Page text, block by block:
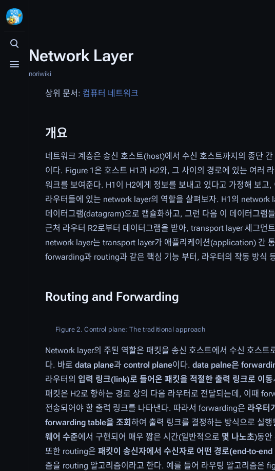
검색 여닫기
메뉴 여닫기
Network Layer
noriwiki
상위 문서: 컴퓨터 네트워크
개요
네트워크 계층은 송신 호스트(host)에서 수신 호스트까지의 종단
이다. Figure 1은 호스트 H1과 H2와, 그 사이의 경로에 있는 여러
워크를 보여준다. H1이 H2에게 정보를 보내고 있다고 가정해 보고,
라우터들에 있는 network layer의 역할을 살펴보자. H1의
데이터그램(datagram)으로 캡슐화하고, 그런 다음 이 데이터그램
근처 라우터 R2로부터 데이터그램을 받아, transport layer 세그먼
network layer는 transport layer가 애플리케이션(application) 간
forwarding과 routing과 같은 핵심 기능 부터, 라우터의 작동 방식
Routing and Forwarding
Figure 2. Control plane: The traditional approach
Network layer의 주된 역할은 패킷을 송신 호스트에서 수신 호스
다. 바로 data plane과 control plane이다. data palne은
라우터의 입력 링크(link)로 들어온 패킷을 적절한 출력 링크로 이동
패킷은 H2로 향하는 경로 상의 다음 라우터로 전달되는데, 이때
전송되어야 할 출력 링크를 나타낸다. 따라서 forwarding은 라우터
forwarding table을 조회 하여 출력 링크를 결정하는 방식으로 실
웨어 수준에서 구현되어 매우 짧은 시간(일반적으로 몇 나노초)동안
또한 routing은 패킷이 송신자에서 수신자로 어떤 경로(end-to-
즘을 routing 알고리즘이라고 한다. 예를 들어 라우팅 알고리즘은